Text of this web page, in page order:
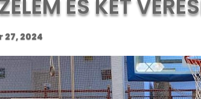
ÉS KÉT
27, 2024